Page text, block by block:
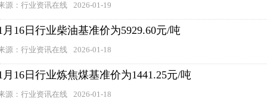
源：行业资讯在线 2026-01-19
月16日行业柴油基准价为5929.60元/吨
源：行业资讯在线 2026-01-18
月16日行业炼焦煤基准价为1441.25元/吨
源：行业资讯在线 2026-01-18